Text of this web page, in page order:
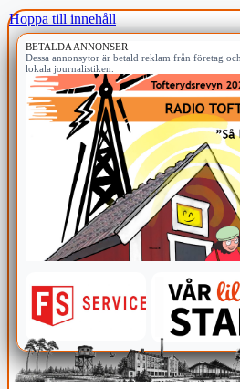
Hoppa till innehåll
BETALDA ANNONSER
Dessa annonsytor är betald reklam från företag
lokala journalistiken.